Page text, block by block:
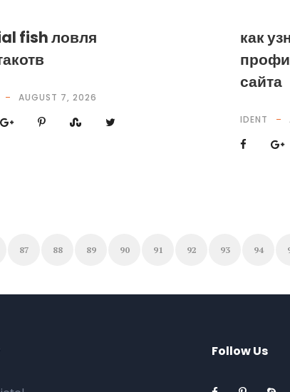
fish ловля
AUGUST 7, 2026
как
сайта
IDENT
87 88 89 90 91 92 93 94
Follow Us